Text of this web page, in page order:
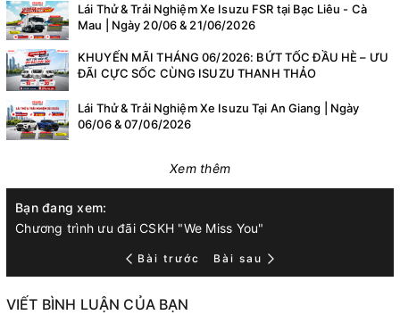
Lái Thử & Trải Nghiệm Xe Isuzu FSR tại Bạc Liêu - Cà
Mau | Ngày 20/06 & 21/06/2026
KHUYẾN MÃI THÁNG 06/2026: BỨT TỐC ĐẦU HÈ – ƯU
ĐÃI CỰC SỐC CÙNG ISUZU THANH THẢO
Lái Thử & Trải Nghiệm Xe Isuzu Tại An Giang | Ngày
06/06 & 07/06/2026
Xem thêm
Bạn đang xem:
Chương trình ưu đãi CSKH "We Miss You"
Bài trước Bài sau
VIẾT BÌNH LUẬN CỦA BẠN